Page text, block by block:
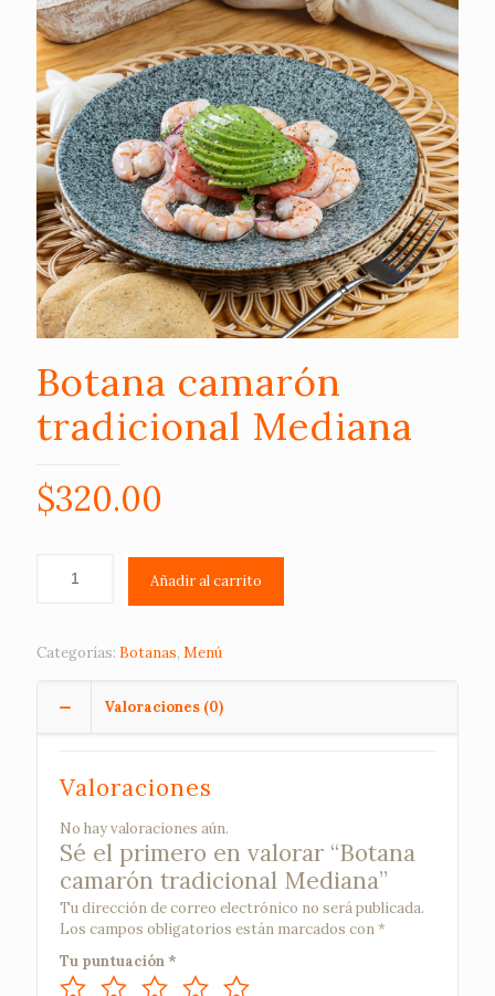
Botana camarón
tradicional Mediana
$320.00
Añadir al carrito
Categorías: Botanas, Menú
Valoraciones (0)
Valoraciones
No hay valoraciones aún.
Sé el primero en valorar “Botana
camarón tradicional Mediana”
Tu dirección de correo electrónico no será publicada.
Los campos obligatorios están marcados con*
Tu puntuación *